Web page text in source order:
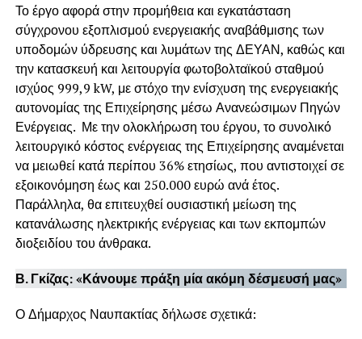
Το έργο αφορά στην προμήθεια και εγκατάσταση
σύγχρονου εξοπλισμού ενεργειακής αναβάθμισης των
υποδομών ύδρευσης και λυμάτων της ΔΕΥΑΝ, καθώς και
την κατασκευή και λειτουργία φωτοβολταϊκού σταθμού
ισχύος 999,9 kW, με στόχο την ενίσχυση της ενεργειακής
αυτονομίας της Επιχείρησης μέσω Ανανεώσιμων Πηγών
Ενέργειας. Με την ολοκλήρωση του έργου, το συνολικό
λειτουργικό κόστος ενέργειας της Επιχείρησης αναμένεται
να μειωθεί κατά περίπου 36% ετησίως, που αντιστοιχεί σε
εξοικονόμηση έως και 250.000 ευρώ ανά έτος.
Παράλληλα, θα επιτευχθεί ουσιαστική μείωση της
κατανάλωσης ηλεκτρικής ενέργειας και των εκπομπών
διοξειδίου του άνθρακα.
Β. Γκίζας: «Κάνουμε πράξη μία ακόμη δέσμευσή μας»
Ο Δήμαρχος Ναυπακτίας δήλωσε σχετικά: